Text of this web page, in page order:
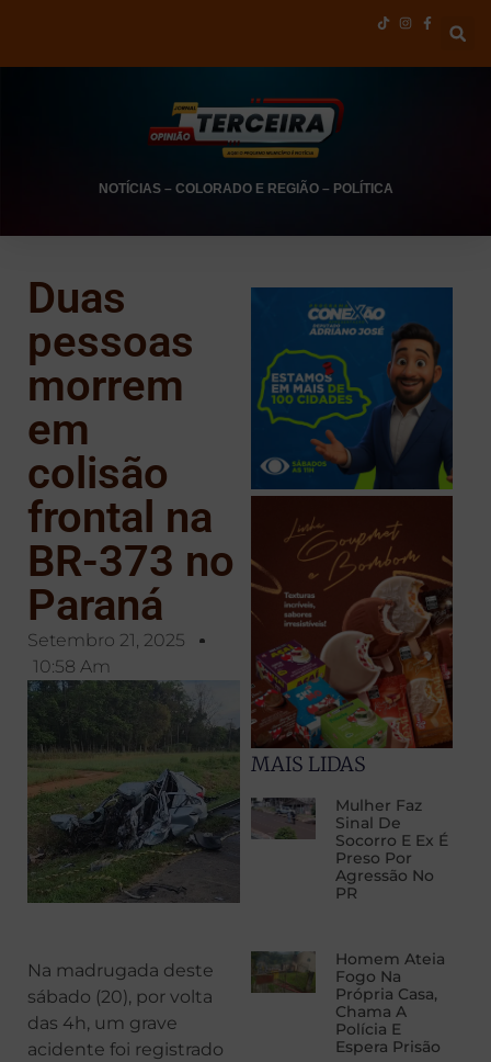
NOTÍCIAS– COLORADO E REGIÃO– POLÍTICA
Duas
pessoas
morrem
em
colisão
frontal na
BR-373 no
Paraná
Setembro 21, 2025
10:58 Am
Na madrugada deste
sábado (20), por volta
das 4h, um grave
acidente foi registrado
MAIS LIDAS
Mulher Faz
Sinal De
Socorro E Ex É
Preso Por
Agressão No
PR
Homem Ateia
Fogo Na
Própria Casa,
Chama A
Polícia E
Espera Prisão